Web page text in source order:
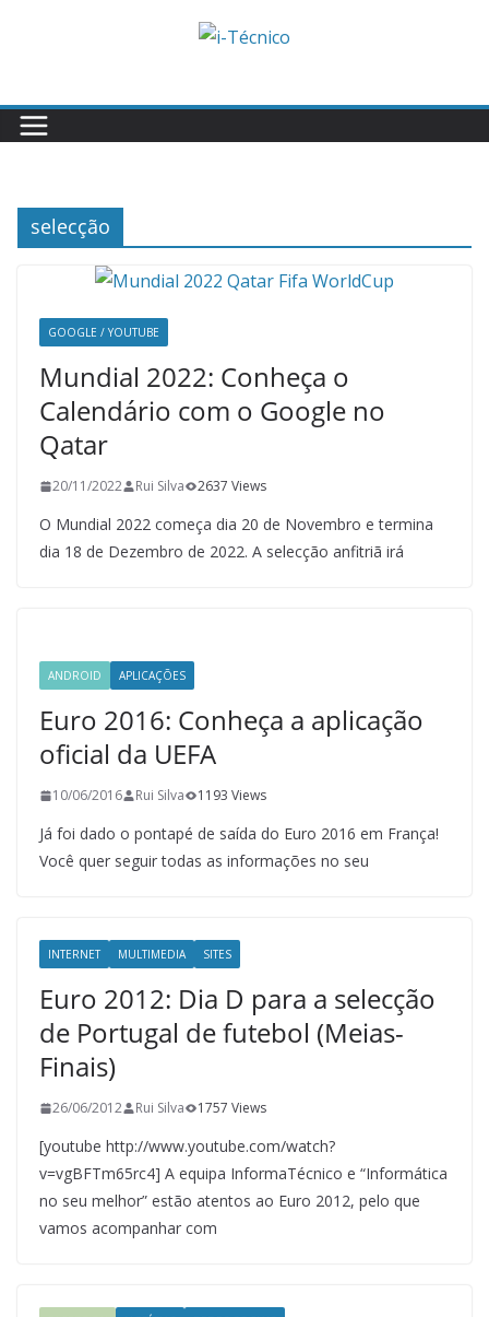
selecção
GOOGLE / YOUTUBE
Mundial 2022: Conheça o
Calendário com o Google no
Qatar
20/11/2022 Rui Silva 2637 Views
O Mundial 2022 começa dia 20 de Novembro e termina
dia 18 de Dezembro de 2022. A selecção anfitriã irá
ANDROID APLICAÇÕES
Euro 2016: Conheça a aplicação
oficial da UEFA
10/06/2016 Rui Silva 1193 Views
Já foi dado o pontapé de saída do Euro 2016 em França!
Você quer seguir todas as informações no seu
INTERNET MULTIMEDIA SITES
Euro 2012: Dia D para a selecção
de Portugal de futebol (Meias-
Finais)
26/06/2012 Rui Silva 1757 Views
[youtube http://www.youtube.com/watch?
v=vgBFTm65rc4] A equipa InformaTécnico e “Informática
no seu melhor” estão atentos ao Euro 2012, pelo que
vamos acompanhar com